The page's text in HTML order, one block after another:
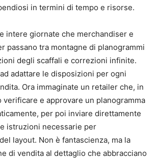
in termini di tempo e risorse.
intere giornate che merchandiser e
passano tra montagne di planogrammi
degli scaffali e correzioni infinite.
adattare le disposizioni per ogni
Ora immaginate un retailer che, in
verificare e approvare un planogramma
per poi inviare direttamente
istruzioni necessarie per
layout. Non è fantascienza, ma la
di vendita al dettaglio che abbracciano